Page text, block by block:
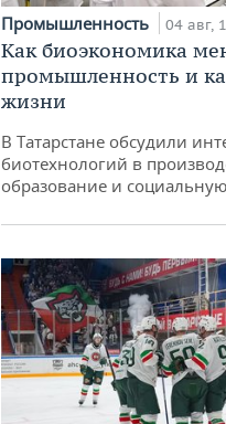
Промышленность 04 авг,
Как биоэкономика
промышленность и
жизни
В Татарстане обсудили
биотехнологий в
образование и